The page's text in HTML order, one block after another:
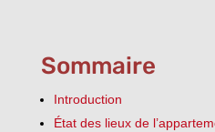
Sommaire
Introduction
État des lieux de